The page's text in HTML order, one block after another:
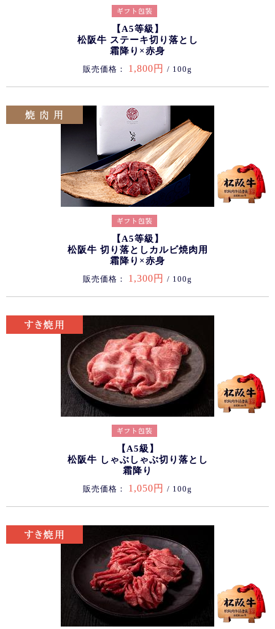
【A5等級】
松阪牛 ステーキ切り落とし
霜降り×赤身
販売価格： 1,800円 / 100g
【A5等級】
松阪牛 切り落としカルビ焼肉用
霜降り×赤身
販売価格： 1,300円 / 100g
【A5級】
松阪牛 しゃぶしゃぶ切り落とし
霜降り
販売価格： 1,050円 / 100g